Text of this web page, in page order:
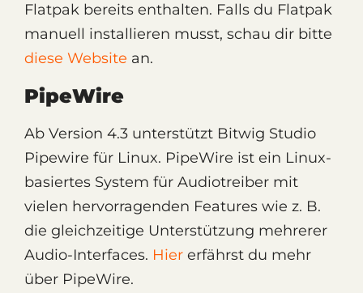
Flatpak bereits enthalten. Falls du Flatpak
manuell installieren musst, schau dir bitte
diese Website an.
PipeWire
Ab Version 4.3 unterstützt Bitwig Studio
Pipewire für Linux. PipeWire ist ein Linux-
basiertes System für Audiotreiber mit
vielen hervorragenden Features wie z. B.
die gleichzeitige Unterstützung mehrerer
Audio-Interfaces. Hier erfährst du mehr
über PipeWire.